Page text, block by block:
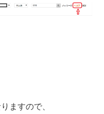
ますので、